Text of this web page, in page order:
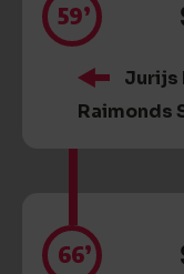
59’
Jurijs
Raimonds
66’